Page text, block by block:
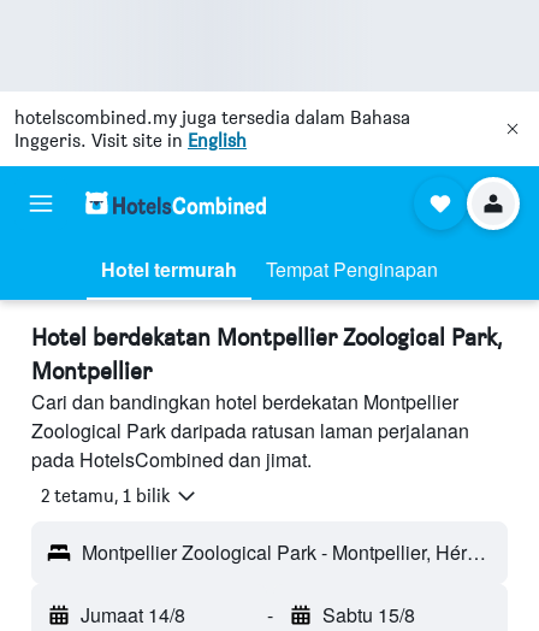
hotelscombined.my juga tersedia dalam Bahasa
Inggeris. Visit site in English
Hotel termurah Tempat Penginapan
Hotel berdekatan Montpellier Zoological Park,
Montpellier
Cari dan bandingkan hotel berdekatan Montpellier
Zoological Park daripada ratusan laman perjalanan
pada HotelsCombined dan jimat.
2 tetamu, 1 bilik
Montpellier Zoological Park - Montpellier, Hérault, Perancis
Jumaat 14/8 - Sabtu 15/8